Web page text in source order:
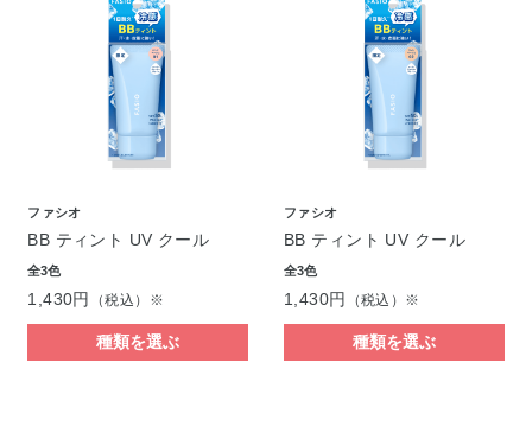
ファシオ
BB ティント UV クール
全3色
1,430円 （税込）※
種類を選ぶ
ファシオ
BB ティント UV クール
全3色
1,430円 （税込）※
種類を選ぶ